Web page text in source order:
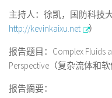
主持人：徐凯，国防科技
http://kevinkaixu.net
）
报告题目： Complex Fluids
Perspective （复杂流体和
报告摘要：